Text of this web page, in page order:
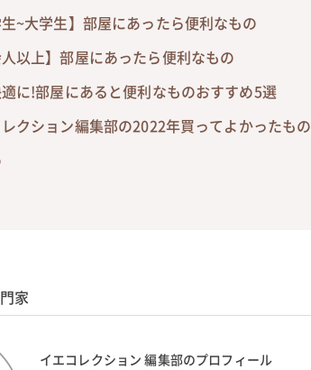
生~大学生】部屋にあったら便利なもの
人以上】部屋にあったら便利なもの
に!部屋にあると便利なものおすすめ5選
クション編集部の2022年買ってよかったもの
家
イエコレクション 編集部のプロフィール